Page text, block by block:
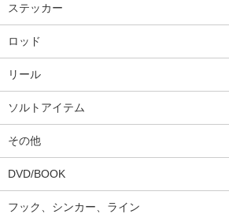
ステッカー
ロッド
リール
ソルトアイテム
その他
DVD/BOOK
フック、シンカー、ライン